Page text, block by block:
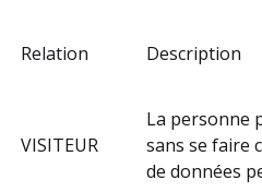
Relation Description
VISITEUR
La personne
sans se faire
de données